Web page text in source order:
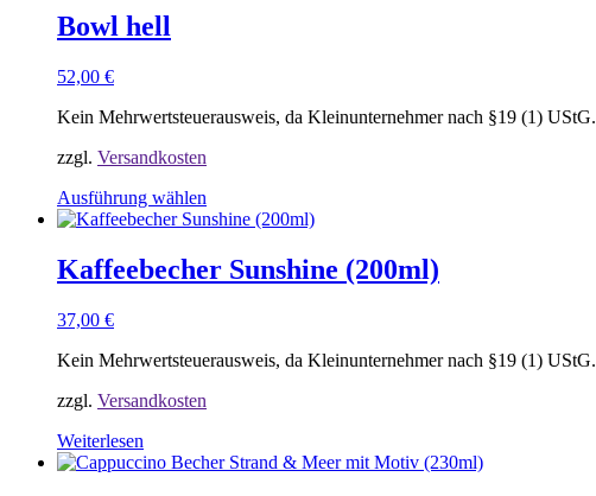
Bowl hell
52,00 €
Kein Mehrwertsteuerausweis, da Kleinunternehmer nach §19 (1) UStG.
zzgl. Versandkosten
Ausführung wählen
Dieses
weist
mehrere
auf.
Optionen
auf
der
Produktseite
gewählt
Kaffeebecher Sunshine (200ml)
37,00 €
Kein Mehrwertsteuerausweis, da Kleinunternehmer nach §19 (1) UStG.
zzgl. Versandkosten
Weiterlesen